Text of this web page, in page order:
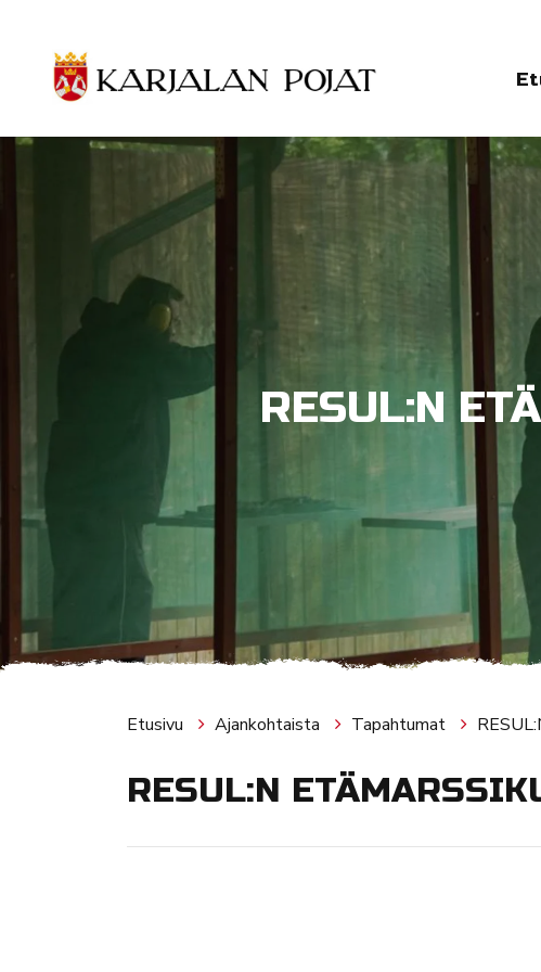
RESUL:N
Etusivu Ajankohtaista Tapahtumat
RESUL:N